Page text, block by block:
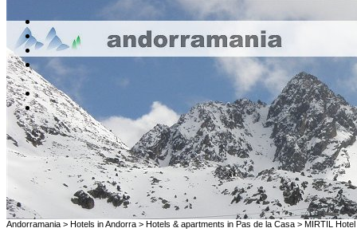
Andorramania > Hotels in Andorra > Hotels & apartments in Pas de la Casa > MIRTIL